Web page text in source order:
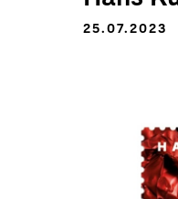
25.07.2023